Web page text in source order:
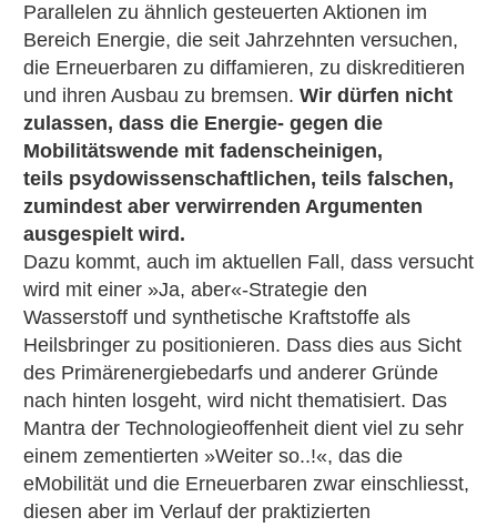
Parallelen zu ähnlich gesteuerten Aktionen im
Bereich Energie, die seit Jahrzehnten versuchen,
die Erneuerbaren zu diffamieren, zu diskreditieren
und ihren Ausbau zu bremsen. Wir dürfen nicht
zulassen, dass die Energie- gegen die
Mobilitätswende mit fadenscheinigen,
teils psydowissenschaftlichen, teils falschen,
zumindest aber verwirrenden Argumenten
ausgespielt wird.
Dazu kommt, auch im aktuellen Fall, dass versucht
wird mit einer »Ja, aber«-Strategie den
Wasserstoff und synthetische Kraftstoffe als
Heilsbringer zu positionieren. Dass dies aus Sicht
des Primärenergiebedarfs und anderer Gründe
nach hinten losgeht, wird nicht thematisiert. Das
Mantra der Technologieoffenheit dient viel zu sehr
einem zementierten »Weiter so..!«, das die
eMobilität und die Erneuerbaren zwar einschliesst,
diesen aber im Verlauf der praktizierten